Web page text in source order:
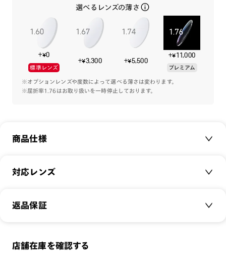
映画のシーンに合わせたコスチュームをイメージしたフレー
ニックのフェイスをイメージしたフロントデザイン、ネクタイ
をモチーフにしたテンプルデザインや、フィニックの足跡型ア
イスキャンディーのテンプルエンドで映画の世界観を取り入れ
ました。
らランダムで1枚付属します。
※オンラインショップでは、メガネケースには通常のセリート
をセットし、アルミ袋に入ったランダムセリートは、別途同梱
選べるレンズの薄さ
+¥0
標準レンズ
+¥3,300 +¥5,500
+¥11,000
プレミアム
※オプションレンズや度数によって選べる薄さは変わります。
※屈折率1.76はお取り扱いを一時停止しております。
商品仕様
商品名：
スタイル： その他
対応レンズ
クリアレンズ（常用・老眼鏡用）
JINS SCREEN
返品保証
メガネの度数が合わなくなっても、
店舗在庫を確認する